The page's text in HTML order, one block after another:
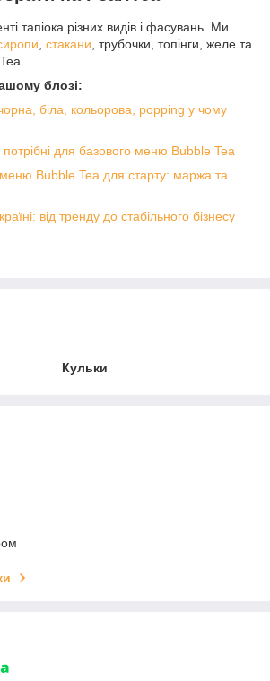
тапіока різних видів і фасувань. Ми
стакани , трубочки, топінги, желе та
блозі:
біла, кольорова, popping у чому
потрібні для базового меню Bubble Tea
Bubble Tea для старту: маржа та
від тренду до стабільного бізнесу
Кульки